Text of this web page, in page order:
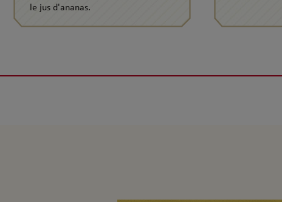
le jus d'ananas.